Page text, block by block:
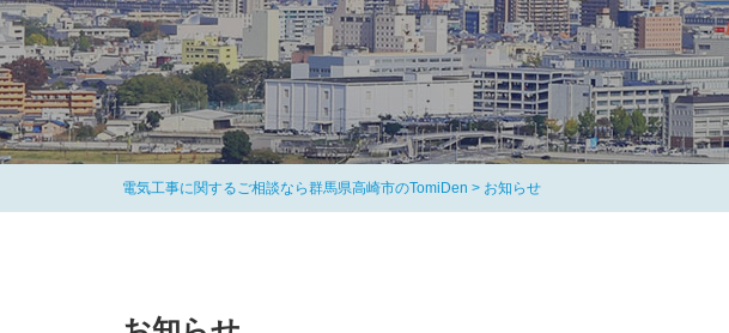
電気工事に関するご相談なら群馬県高崎市のTomiDen > お知らせ